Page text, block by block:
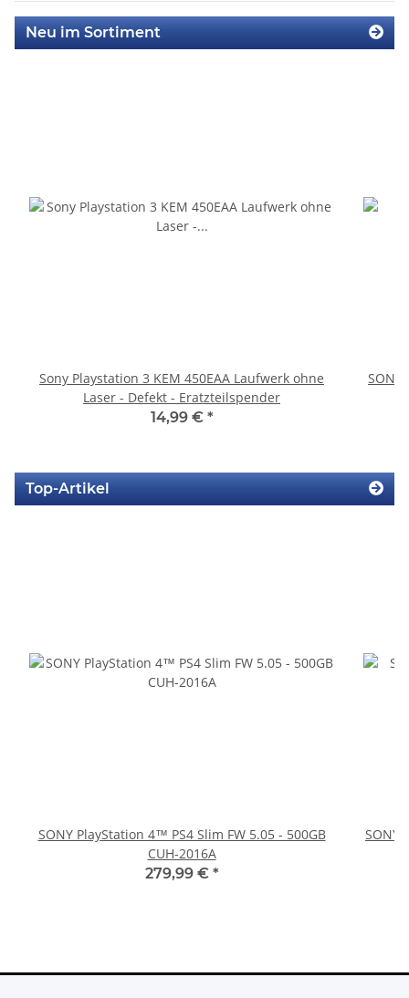
Neu im Sortiment
Sony Playstation 3 KEM 450EAA Laufwerk ohne
Laser - Defekt - Eratzteilspender
14,99 € *
Top-Artikel
SONY PlayStation 4™ PS4 Slim FW 5.05 - 500GB
CUH-2016A
279,99 € *
SONY